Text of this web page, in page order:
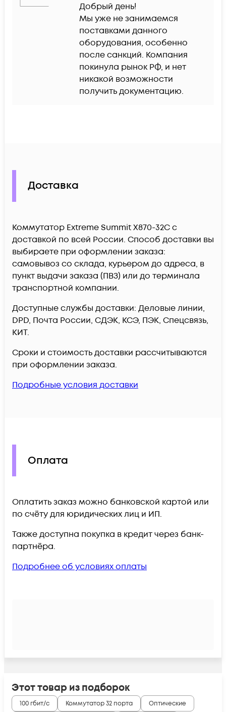
Добрый день!
Мы уже не занимаемся
поставками данного
оборудования, особенно
после санкций. Компания
покинула рынок РФ, и нет
никакой возможности
получить документацию.
Доставка
Коммутатор Extreme Summit X870-32C c
доставкой по всей России. Способ доставки вы
выбираете при оформлении заказа:
самовывоз со склада, курьером до адреса, в
пункт выдачи заказа (ПВЗ) или до терминала
транспортной компании.
Доступные службы доставки: Деловые линии,
DPD, Почта России, СДЭК, КСЭ, ПЭК, Спецсвязь,
КИТ.
Сроки и стоимость доставки рассчитываются
при оформлении заказа.
Подробные условия доставки
Оплата
Оплатить заказ можно банковской картой или
по счёту для юридических лиц и ИП.
Также доступна покупка в кредит через банк-
партнёра.
Подробнее об условиях оплаты
Этот товар из подборок
100 гбит/с Коммутатор 32 порта
Оптические